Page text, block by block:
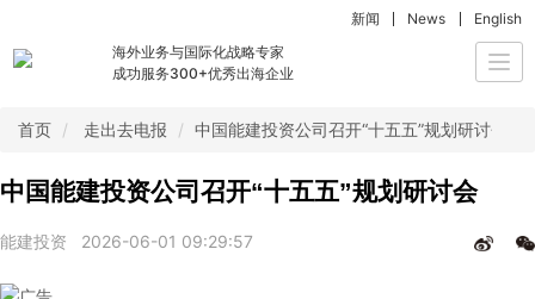
海外业务与国际化战略专家
成功服务300+优秀出海企业
新闻 News English
首页 走出去电报 中国能建投资公司召开“十五五”规划研讨会
中国能建投资公司召开“十五五”规划研讨会
能建投资 2026-06-01 09:29:57